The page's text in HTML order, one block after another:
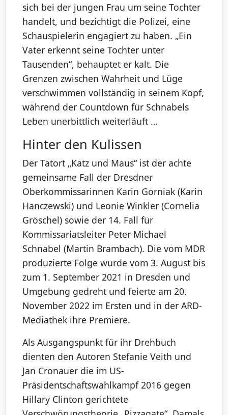
sich bei der jungen Frau um seine Tochter
handelt, und bezichtigt die Polizei, eine
Schauspielerin engagiert zu haben. „Ein
Vater erkennt seine Tochter unter
Tausenden“, behauptet er kalt. Die
Grenzen zwischen Wahrheit und Lüge
verschwimmen vollständig in seinem Kopf,
während der Countdown für Schnabels
Leben unerbittlich weiterläuft …
Hinter den Kulissen
Der Tatort „Katz und Maus“ ist der achte
gemeinsame Fall der Dresdner
Oberkommissarinnen Karin Gorniak (Karin
Hanczewski) und Leonie Winkler (Cornelia
Gröschel) sowie der 14. Fall für
Kommissariatsleiter Peter Michael
Schnabel (Martin Brambach). Die vom MDR
produzierte Folge wurde vom 3. August bis
zum 1. September 2021 in Dresden und
Umgebung gedreht und feierte am 20.
November 2022 im Ersten und in der ARD-
Mediathek ihre Premiere.
Als Ausgangspunkt für ihr Drehbuch
dienten den Autoren Stefanie Veith und
Jan Cronauer die im US-
Präsidentschaftswahlkampf 2016 gegen
Hillary Clinton gerichtete